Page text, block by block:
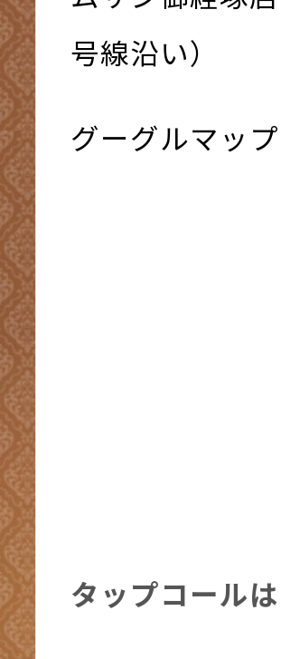
号線沿い）
グーグルマッ
タップコール